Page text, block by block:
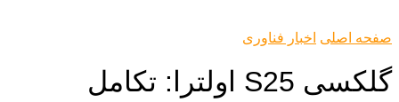
صفحه اصلی اخبار فناوری
گلکسی S25 اولترا: تکامل